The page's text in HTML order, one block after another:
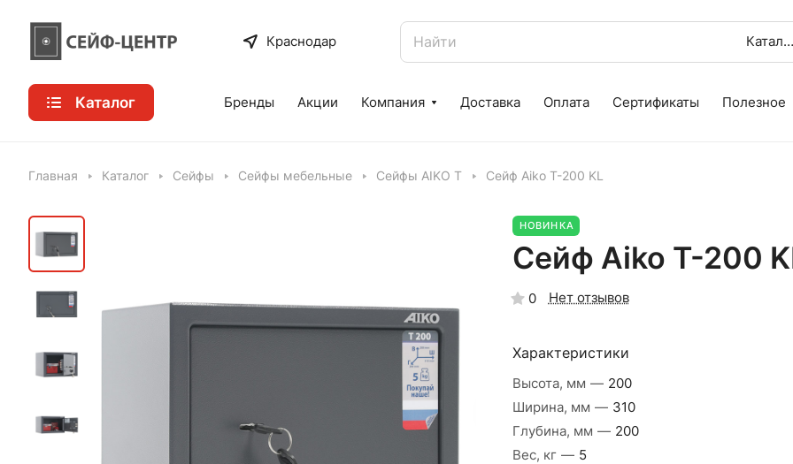
Краснодар Каталог
Каталог Бренды Акции Компания Доставка Оплата Сертификаты Полезное
Главная Каталог Сейфы Сейфы мебельные Сейфы AIKO Т Сейф Aiko Т-200 KL
НОВИНКА
Сейф Aiko Т-200
0 Нет отзывов
Характеристики
Высота, мм — 200
Ширина, мм — 310
Глубина, мм — 200
Вес, кг — 5